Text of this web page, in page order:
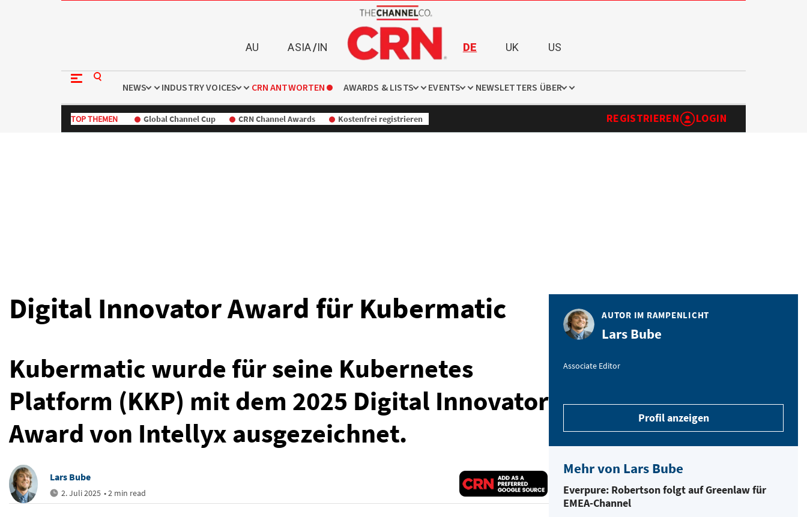
AU ASIA/IN DE UK US
NEWS INDUSTRY VOICES CRN ANTWORTEN AWARDS & LISTS EVENTS NEWSLETTERS ÜBER
TOP THEMEN Global Channel Cup CRN Channel Awards Kostenfrei registrieren REGISTRIEREN LOGIN
Digital Innovator Award für Kubermatic
Kubermatic wurde für seine Kubernetes
Platform (KKP) mit dem 2025 Digital Innovator
Award von Intellyx ausgezeichnet.
Lars Bube
2. Juli 2025 • 2 min read
AUTOR IM RAMPENLICHT
Lars Bube
Associate Editor
Profil anzeigen
Mehr von Lars Bube
Everpure: Robertson folgt auf Greenlaw für
EMEA-Channel